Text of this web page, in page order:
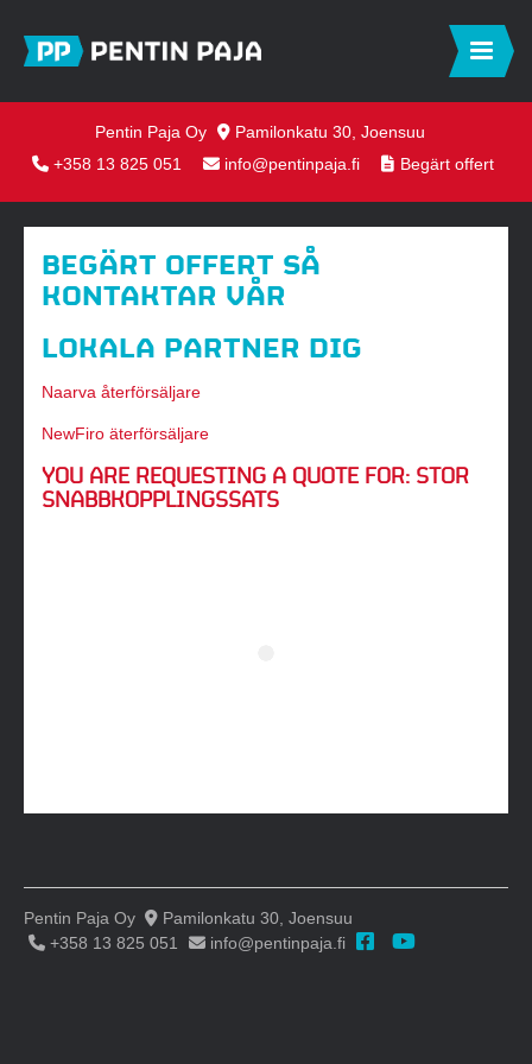
Pentin Paja Oy
Pamilonkatu 30, Joensuu
+358 13 825 051
info@pentinpaja.fi Begärt offert
BEGÄRT OFFERT SÅ
KONTAKTAR VÅR
LOKALA PARTNER DIG
Naarva återförsäljare
NewFiro äterförsäljare
YOU ARE REQUESTING A QUOTE FOR: STOR
SNABBKOPPLINGSSATS
Pentin Paja Oy
Pamilonkatu 30, Joensuu
+358 13 825 051
info@pentinpaja.fi